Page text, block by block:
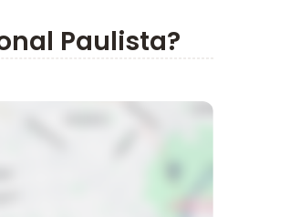
Paulista?